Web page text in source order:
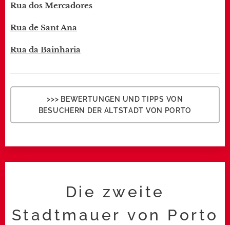
Rua dos Mercadores
Rua de Sant Ana
Rua da Bainharia
>>> BEWERTUNGEN UND TIPPS VON
BESUCHERN DER ALTSTADT VON PORTO
Die zweite
Stadtmauer von Porto